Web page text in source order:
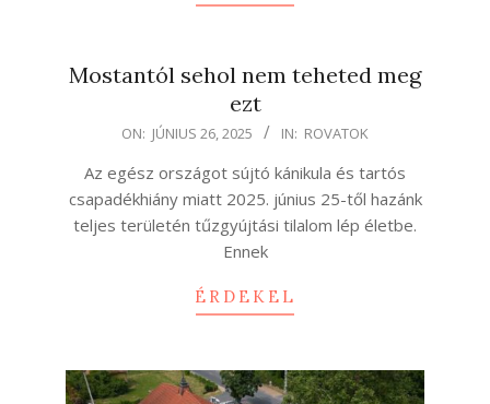
Mostantól sehol nem teheted meg
ezt
ON: JÚNIUS 26, 2025 IN: ROVATOK
Az egész országot sújtó kánikula és tartós
csapadékhiány miatt 2025. június 25-től hazánk
teljes területén tűzgyújtási tilalom lép életbe.
Ennek
ÉRDEKEL